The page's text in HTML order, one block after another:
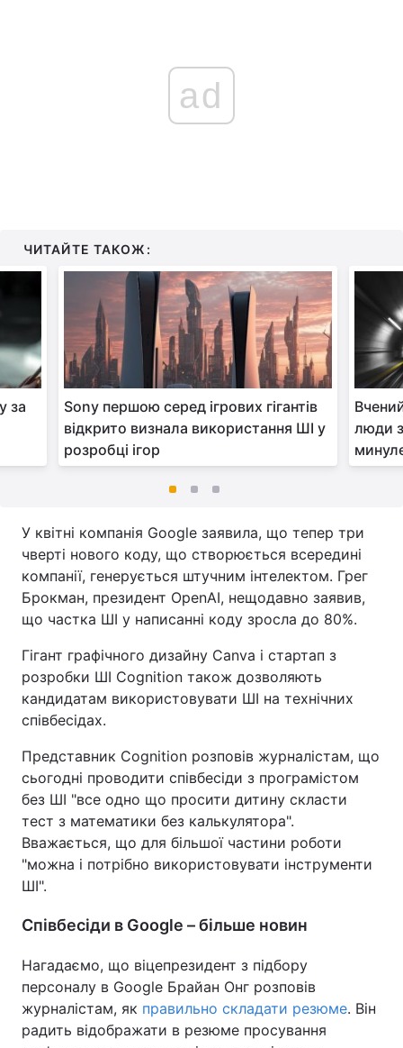
ad
ЧИТАЙТЕ ТАКОЖ:
за
Sony першою серед ігрових гігантів
відкрито визнала використання ШІ у
розробці ігор
люди
У квітні компанія Google заявила, що тепер три
чверті нового коду, що створюється всередині
компанії, генерується штучним інтелектом. Грег
Брокман, президент OpenAI, нещодавно заявив,
що частка ШІ у написанні коду зросла до 80%.
Гігант графічного дизайну Canva і стартап з
розробки ШІ Cognition також дозволяють
кандидатам використовувати ШІ на технічних
співбесідах.
Представник Cognition розповів журналістам, що
сьогодні проводити співбесіди з програмістом
без ШІ "все одно що просити дитину скласти
тест з математики без калькулятора".
Вважається, що для більшої частини роботи
"можна і потрібно використовувати інструменти
ШІ".
Співбесіди в Google – більше новин
Нагадаємо, що віцепрезидент з підбору
персоналу в Google Брайан Онг розповів
журналістам, як правильно складати резюме. Він
радить відображати в резюме просування